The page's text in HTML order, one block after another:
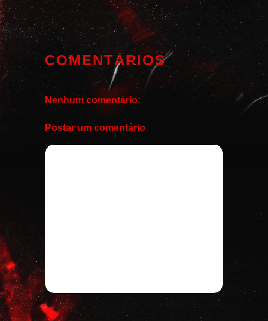
COMENTÁRIOS
Nenhum comentário:
Postar um comentário